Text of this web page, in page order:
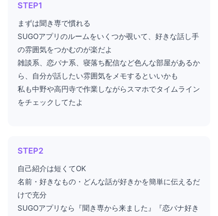
STEP1
まずは聞き専で慣れる
SUGOアプリのルームをいくつか覗いて、好きな話し手
の雰囲気をつかむのが楽だよ
雑談系、恋バナ系、寝落ち配信など色んな部屋があるか
ら、自分が話したい雰囲気をメモするといいかも
私も中野や高円寺で作業しながらスマホでタイムライン
をチェックしてたよ
STEP2
自己紹介は短くてOK
名前・好きなもの・どんな話が好きかを簡単に伝えるだ
けで充分
SUGOアプリなら『聞き専から来ました』『恋バナ好き